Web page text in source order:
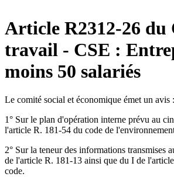
Article R2312-26 du
travail - CSE :
moins 50 salariés
Le comité social et économique émet un avis :
1° Sur le plan d'opération interne prévu au
l'article R. 181-54 du code de
2° Sur la teneur des informations transmises
de l'article R. 181-13 ainsi que du I de
code.